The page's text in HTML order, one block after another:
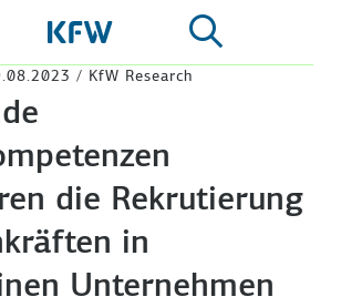
Hauptinhalt
/ KfW Research
die Rekrutierung
in
Unternehmen